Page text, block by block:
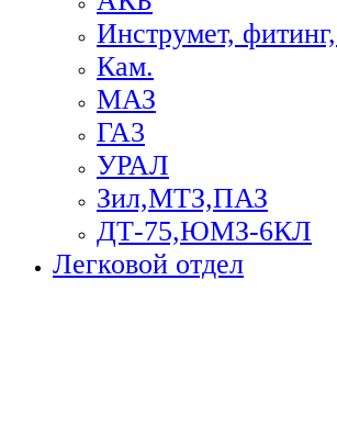
Инструмет,
Кам.
МАЗ
ГА3
УРАЛ
Зил,МТЗ,ПАЗ
ДТ-75,ЮМЗ-6КЛ
Легковой отдел